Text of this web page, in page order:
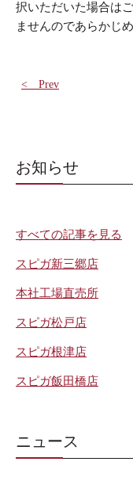
択いただいた場合は
ませんのであらかじ
< Prev
お知らせ
すべての記事を見る
スピガ新三郷店
本社工場直売所
スピガ松戸店
スピガ根津店
スピガ飯田橋店
ニュース